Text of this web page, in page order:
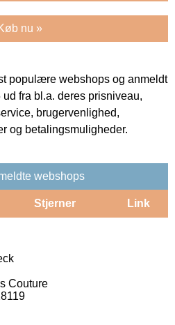
nu »
populære webshops og anmeldt
fra bl.a. deres prisniveau,
brugervenlighed,
og betalingsmuligheder.
webshops
Stjerner Link
Couture